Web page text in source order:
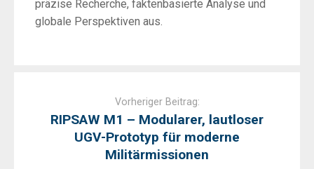
präzise Recherche, faktenbasierte Analyse und
globale Perspektiven aus.
Vorheriger Beitrag:
RIPSAW M1 – Modularer, lautloser
UGV-Prototyp für moderne
Militärmissionen